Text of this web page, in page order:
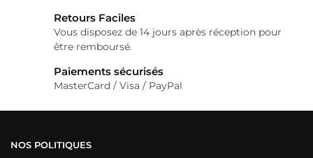
Retours Faciles
Vous disposez de 14 jours après réception pour
être remboursé.
Paiements sécurisés
MasterCard / Visa / PayPal
NOS POLITIQUES